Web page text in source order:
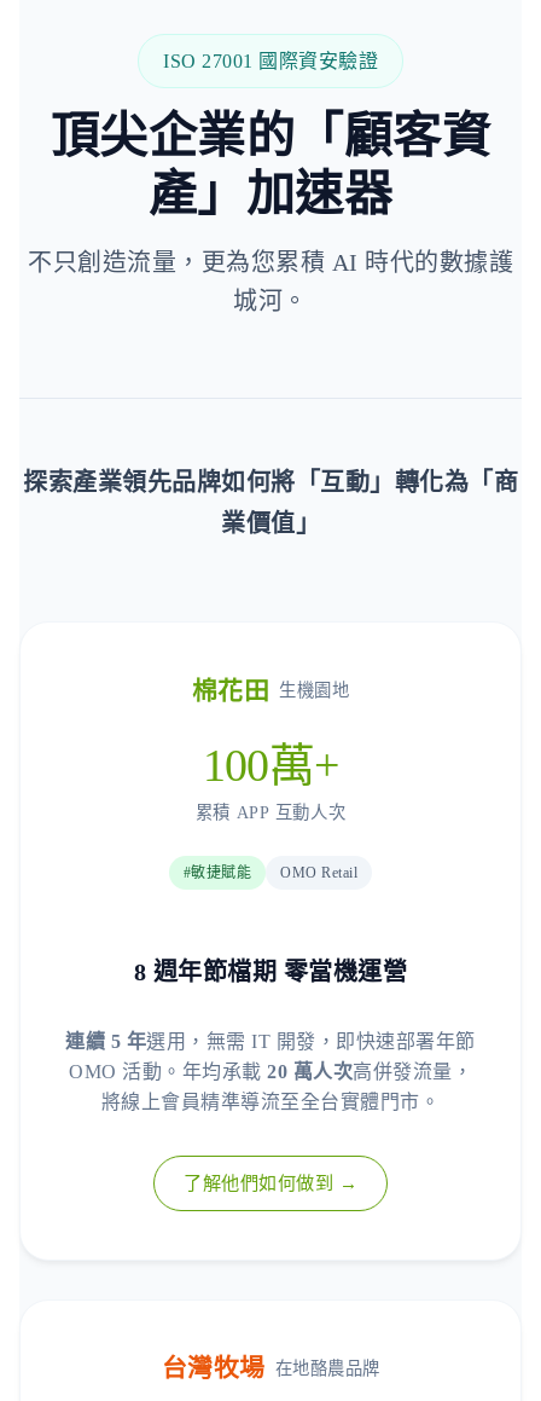
ISO 27001 國際資安驗證
頂尖企業的「顧客資
產」加速器
不只創造流量，更為您累積 AI 時代的數據護
城河。
探索產業領先品牌如何將「互動」轉化為「商
業價值」
棉花田 生機園地
100萬+
累積 APP 互動人次
#敏捷賦能 OMO Retail
8 週年節檔期 零當機運營
連續 5 年選用，無需 IT 開發，即快速部署年節
OMO 活動。年均承載 20 萬人次高併發流量，
將線上會員精準導流至全台實體門市。
了解他們如何做到 →
台灣牧場 在地酪農品牌